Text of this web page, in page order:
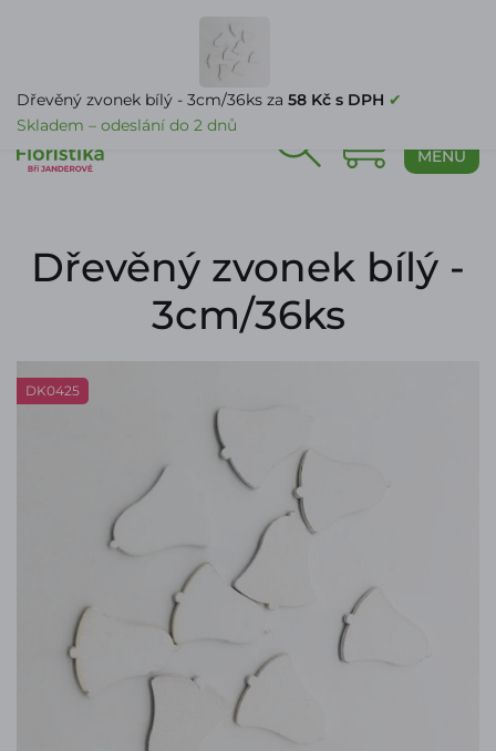
MENU
Dřevěný zvonek bílý -
3cm/36ks
DK0425
Dřevěný zvonek bílý - 3cm/36ks za 58 Kč s DPH ✔
Skladem – odeslání do 2 dnů